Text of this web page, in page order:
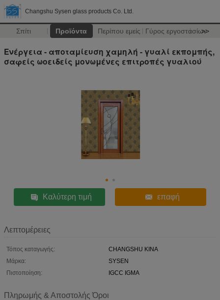
Changshu Sysen glass products Co. Ltd.
Σπίτι Προϊόντα Περίπου εμείς Γύρος εργοστασίων
>>
Ενέργεια - αποταμίευση χαμηλή - γυαλί εκπομπής,
σαφείς ωοειδείς μονωμένες επιτροπές γυαλιού
Καλύτερη τιμή επαφή
Λεπτομέρειες
Τόπος καταγωγής:
CHANGSHU ΚΙΝΑ
Μάρκα:
SYSEN
Πιστοποίηση:
IGCC IGMA
Πληρωμής & Αποστολής Όροι